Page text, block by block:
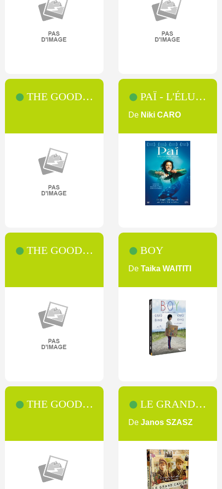
THE GOOD WIFE [SAISON 1] PAÏ - L'ÉLUE D'UN PEUPLE NOUVEAU
De Niki CARO
THE GOOD WIFE [SAISON 7] BOY
De Taika WAITITI
THE GOOD WIFE [SAISON 6] LE GRAND CAHIER
De Janos SZASZ